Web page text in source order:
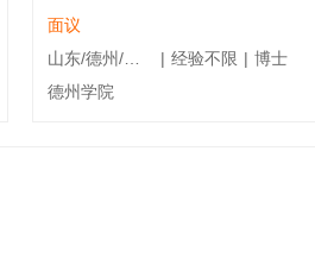
面议
| 经验不限 | 博士
德州学院